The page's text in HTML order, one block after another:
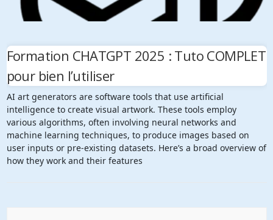
Formation CHATGPT 2025 : Tuto COMPLET
pour bien l’utiliser
AI art generators are software tools that use artificial
intelligence to create visual artwork. These tools employ
various algorithms, often involving neural networks and
machine learning techniques, to produce images based on
user inputs or pre-existing datasets. Here’s a broad overview of
how they work and their features